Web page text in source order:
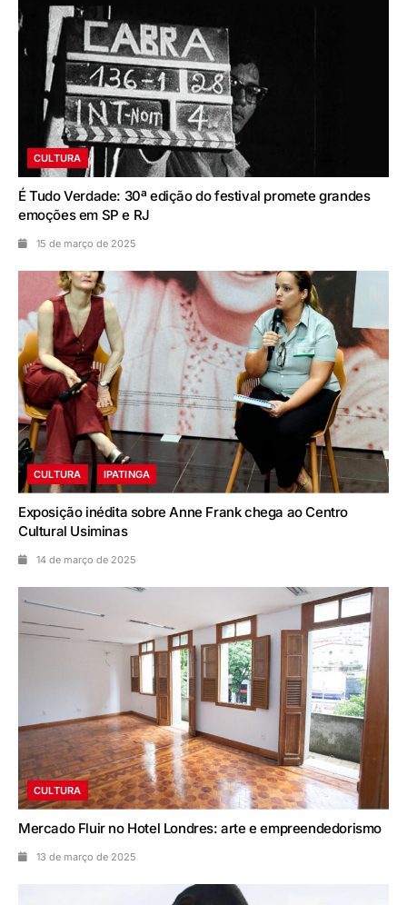
CULTURA
É Tudo Verdade: 30ª edição do festival promete grandes
emoções em SP e RJ
15 de março de 2025
CULTURA IPATINGA
Exposição inédita sobre Anne Frank chega ao Centro
Cultural Usiminas
14 de março de 2025
CULTURA
Mercado Fluir no Hotel Londres: arte e empreendedorismo
13 de março de 2025